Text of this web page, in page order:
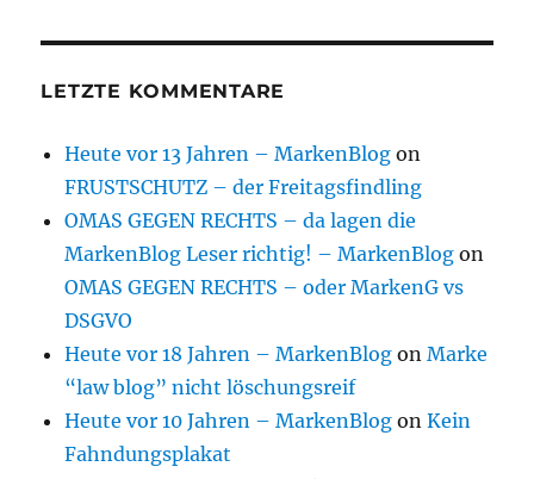
LETZTE KOMMENTARE
Heute vor 13 Jahren – MarkenBlog on
FRUSTSCHUTZ – der Freitagsfindling
OMAS GEGEN RECHTS – da lagen die
MarkenBlog Leser richtig! – MarkenBlog on
OMAS GEGEN RECHTS – oder MarkenG vs
DSGVO
Heute vor 18 Jahren – MarkenBlog onMarke
“law blog” nicht löschungsreif
Heute vor 10 Jahren – MarkenBlog onKein
Fahndungsplakat